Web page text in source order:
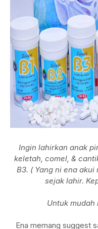
Ingin lahirkan anak
keletah, comel, &
B3. ( Yang ni ena
sejak lahir.
Untuk mudah
Ena memang suggest